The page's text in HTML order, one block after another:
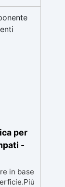
e
progetti
da
per
-
in base